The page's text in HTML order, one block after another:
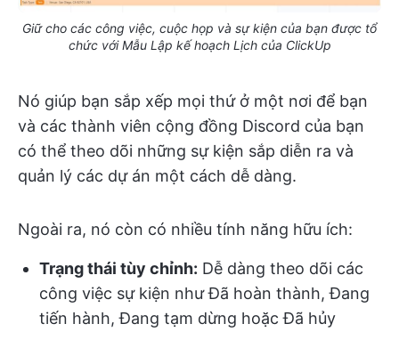
Giữ cho các công việc, cuộc họp và sự kiện của bạn được tổ
chức với Mẫu Lập kế hoạch Lịch của ClickUp
Nó giúp bạn sắp xếp mọi thứ ở một nơi để bạn
và các thành viên cộng đồng Discord của bạn
có thể theo dõi những sự kiện sắp diễn ra và
quản lý các dự án một cách dễ dàng.
Ngoài ra, nó còn có nhiều tính năng hữu ích:
Trạng thái tùy chỉnh: Dễ dàng theo dõi các
công việc sự kiện như Đã hoàn thành, Đang
tiến hành, Đang tạm dừng hoặc Đã hủy